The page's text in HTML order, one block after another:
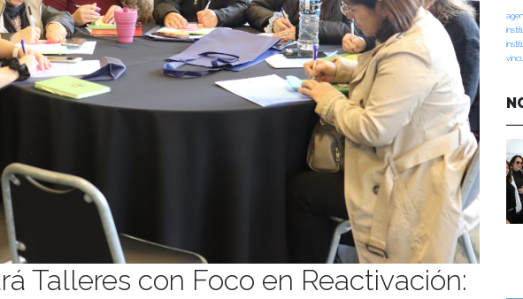
Talleres con Foco en Reactivación: